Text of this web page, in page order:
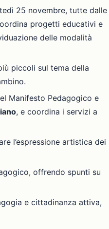
25 novembre, tutte dalle
progetti educativi e
delle modalità
piccoli sul tema della
Manifesto Pedagogico e
, e coordina i servizi a
l’espressione artistica dei
offrendo spunti su
e cittadinanza attiva,